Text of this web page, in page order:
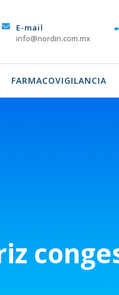
E-mail
info@nordin.com.mx
FARMACOVIGILANCIA